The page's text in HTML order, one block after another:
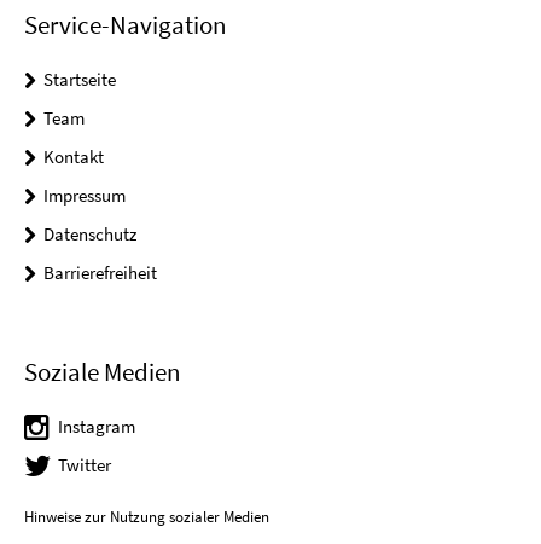
Service-Navigation
Startseite
Team
Kontakt
Impressum
Datenschutz
Barrierefreiheit
Soziale Medien
Instagram
Twitter
Hinweise zur Nutzung sozialer Medien